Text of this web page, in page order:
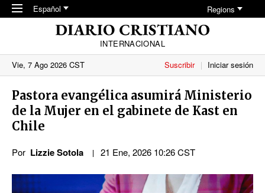
Skip to main content
Español Regions
INTERNACIONAL
Vie, 7 Ago 2026 CST
Suscribir Iniciar sesión
Pastora evangélica asumirá Ministerio
de la Mujer en el gabinete de Kast en
Chile
Por Lizzie Sotola 21 Ene, 2026 10:26 CST